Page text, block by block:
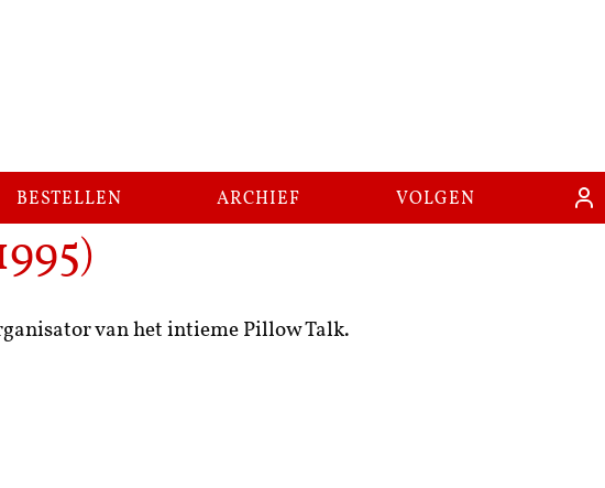
bestellen archief volgen
)
van het intieme Pillow Talk.